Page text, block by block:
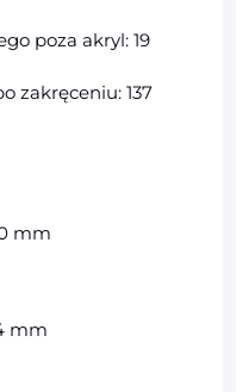
poza akryl: 19
zakręceniu: 137
mm
mm